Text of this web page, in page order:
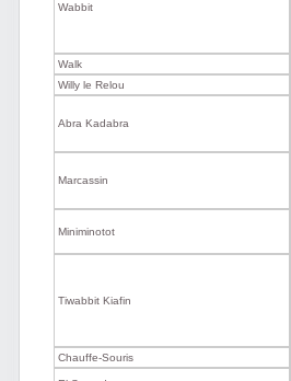
Wabbit
Walk
Willy le Relou
Abra Kadabra
Marcassin
Miniminotot
Tiwabbit Kiafin
Chauffe-Souris